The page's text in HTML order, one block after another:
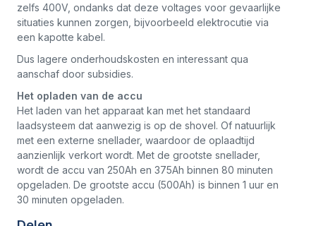
zelfs 400V, ondanks dat deze voltages voor gevaarlijke
situaties kunnen zorgen, bijvoorbeeld elektrocutie via
een kapotte kabel.
Dus lagere onderhoudskosten en interessant qua
aanschaf door subsidies.
Het opladen van de accu
Het laden van het apparaat kan met het standaard
laadsysteem dat aanwezig is op de shovel. Of natuurlijk
met een externe snellader, waardoor de oplaadtijd
aanzienlijk verkort wordt. Met de grootste snellader,
wordt de accu van 250Ah en 375Ah binnen 80 minuten
opgeladen. De grootste accu (500Ah) is binnen 1 uur en
30 minuten opgeladen.